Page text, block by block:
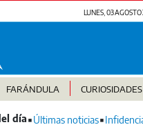
LUNES, 03
FARÁNDULA CURIOSIDADES
Últimas noticias